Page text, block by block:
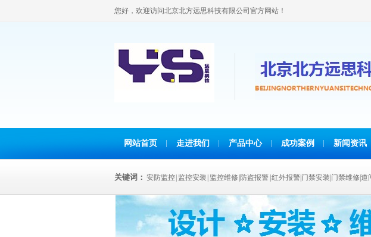
您好，欢迎访问北京北方远思科技有限公司官方网站！
网站首页 走进我们 产品中心 成功案例 新闻资讯
关键词： 安防监控 | 监控安装 | 监控维修 |防盗报警 | 红外报警|门禁安装|门禁维修|